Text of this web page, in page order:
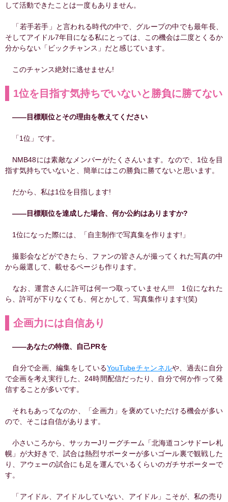
して活動できたことは一度もありません。
「若手若手」と言われる時代の中で、グループの中でも最年長、
そしてアイドル7年目になる私にとっては、この機会は二度とくるか
分からない「ビックチャンス」だと感じています。
このチャンス絶対に逃せません!
1位を目指す気持ちでいないと勝負に勝てない
――目標順位とその理由を教えてください
「1位」です。
NMB48には素敵なメンバーがたくさんいます。なので、1位を目
指す気持ちでいないと、簡単にはこの勝負に勝てないと思います。
だから、私は1位を目指します!
――目標順位を達成した場合、何か公約はありますか?
1位になった際には、「自主制作で写真集を作ります!」
撮影会などができたら、ファンの皆さんが撮ってくれた写真の中
から厳選して、載せるページも作ります。
なお、運営さんに許可は何一つ取っていません!!! 1位になれた
ら、許可が下りなくても、何とかして、写真集作ります!(笑)
企画力には自信あり
――あなたの特徴、自己PRを
自分で企画、編集をしているYouTubeチャンネルや、過去に自分
で企画を考え実行した、24時間配信だったり、自分で何か作って発
信することが多いです。
それもあってなのか、「企画力」を褒めていただける機会が多い
ので、そこは自信があります。
小さいころから、サッカーJリーグチーム「北海道コンサドーレ札
幌」が大好きで、試合は熱烈サポーターが多いゴール裏で観戦した
り、アウェーの試合にも足を運んでいるくらいのガチサポーターで
す。
「アイドル、アイドルしていない、アイドル」こそが、私の売り